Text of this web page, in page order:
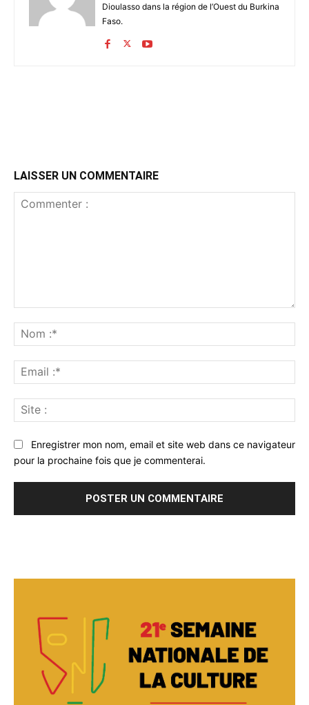
Dioulasso dans la région de l’Ouest du Burkina
Faso.
LAISSER UN COMMENTAIRE
:*
:*
:
Enregistrer mon nom, email et site web dans ce navigateur
pour la prochaine fois que je commenterai.